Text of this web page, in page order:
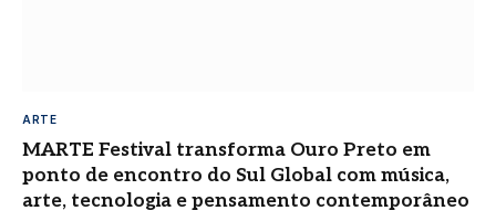
ARTE
MARTE Festival transforma Ouro Preto em
ponto de encontro do Sul Global com música,
arte, tecnologia e pensamento contemporâneo